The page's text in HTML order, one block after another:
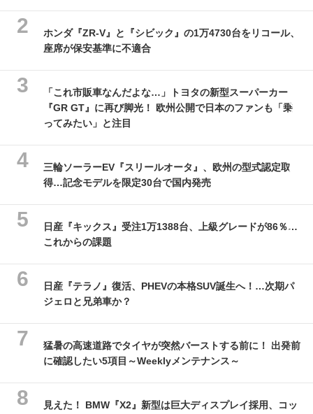
ホンダ『ZR-V』と『シビック』の1万4730台をリコール、
座席が保安基準に不適合
「これ市販車なんだよな…」トヨタの新型スーパーカー
『GR GT』に再び脚光！ 欧州公開で日本のファンも「乗
ってみたい」と注目
三輪ソーラーEV『スリールオータ』、欧州の型式認定取
得…記念モデルを限定30台で国内発売
日産『キックス』受注1万1388台、上級グレードが86％…
これからの課題
日産『テラノ』復活、PHEVの本格SUV誕生へ！…次期パ
ジェロと兄弟車か？
猛暑の高速道路でタイヤが突然バーストする前に！ 出発前
に確認したい5項目～Weeklyメンテナンス～
見えた！ BMW『X2』新型は巨大ディスプレイ採用、コッ